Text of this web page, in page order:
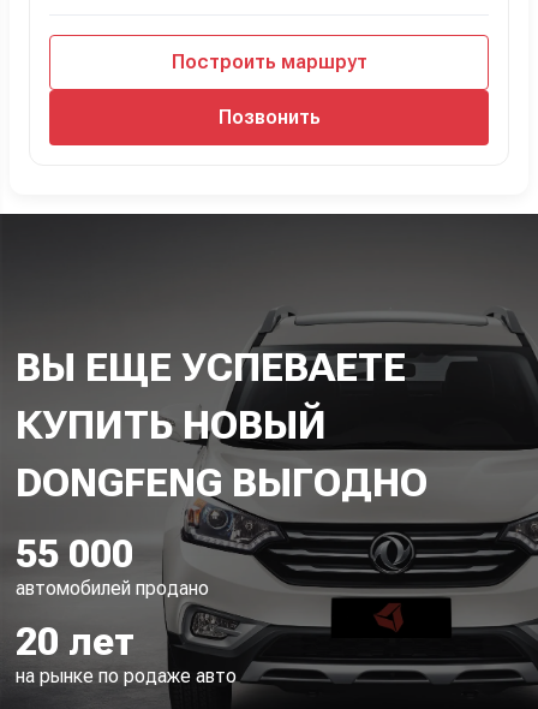
Построить маршрут
Позвонить
ВЫ ЕЩЕ УСПЕВАЕТЕ
КУПИТЬ НОВЫЙ
55 000
автомобилей продано
20 лет
на рынке по родаже авто